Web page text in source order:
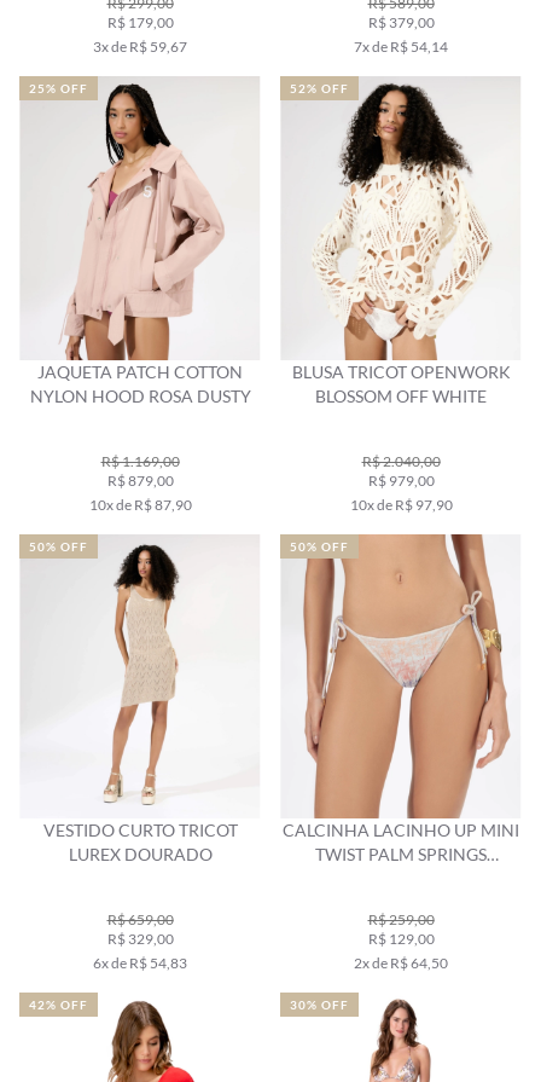
R$ 179,00
3x de R$ 59,67
R$ 379,00
7x de R$ 54,14
JAQUETA PATCH COTTON
NYLON HOOD ROSA DUSTY
R$ 1.169,00
R$ 879,00
10x de R$ 87,90
25% OFF
BLUSA TRICOT OPENWORK
BLOSSOM OFF WHITE
R$ 2.040,00
R$ 979,00
10x de R$ 97,90
52% OFF
VESTIDO CURTO TRICOT
LUREX DOURADO
R$ 659,00
R$ 329,00
6x de R$ 54,83
50% OFF
CALCINHA LACINHO UP MINI
TWIST PALM SPRINGS
R$ 259,00
R$ 129,00
2x de R$ 64,50
50% OFF
42% OFF 30% OFF